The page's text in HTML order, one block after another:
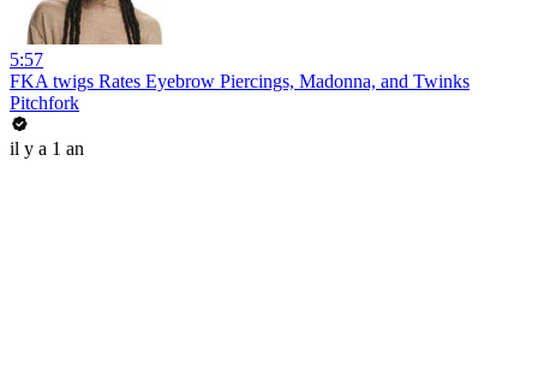
5:57
FKA twigs Rates Eyebrow Piercings, Madonna, and Twinks
Pitchfork
il y a 1 an